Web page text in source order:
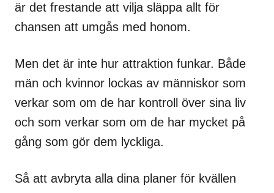
är det frestande att vilja släppa allt för
chansen att umgås med honom.
Men det är inte hur attraktion funkar. Både
män och kvinnor lockas av människor som
verkar som om de har kontroll över sina liv
och som verkar som om de har mycket på
gång som gör dem lyckliga.
Så att avbryta alla dina planer för kvällen